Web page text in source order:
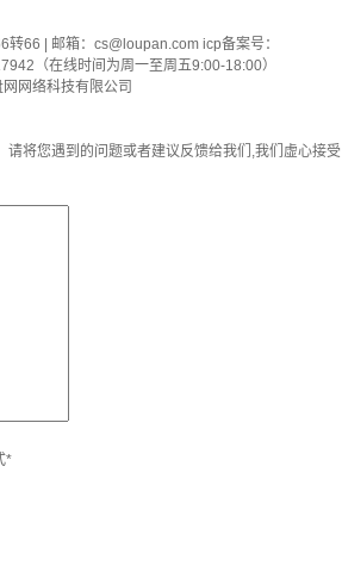
66 | 邮箱： cs@loupan.com icp备案号：
（在线时间为周一至周五9:00-18:00）
网络科技有限公司
请将您遇到的问题或者建议反馈给我们,我们虚心接受
*